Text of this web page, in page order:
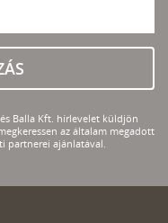
Balla Kft. hírlevelet küldjön
az általam megadott
partnerei ajánlatával.